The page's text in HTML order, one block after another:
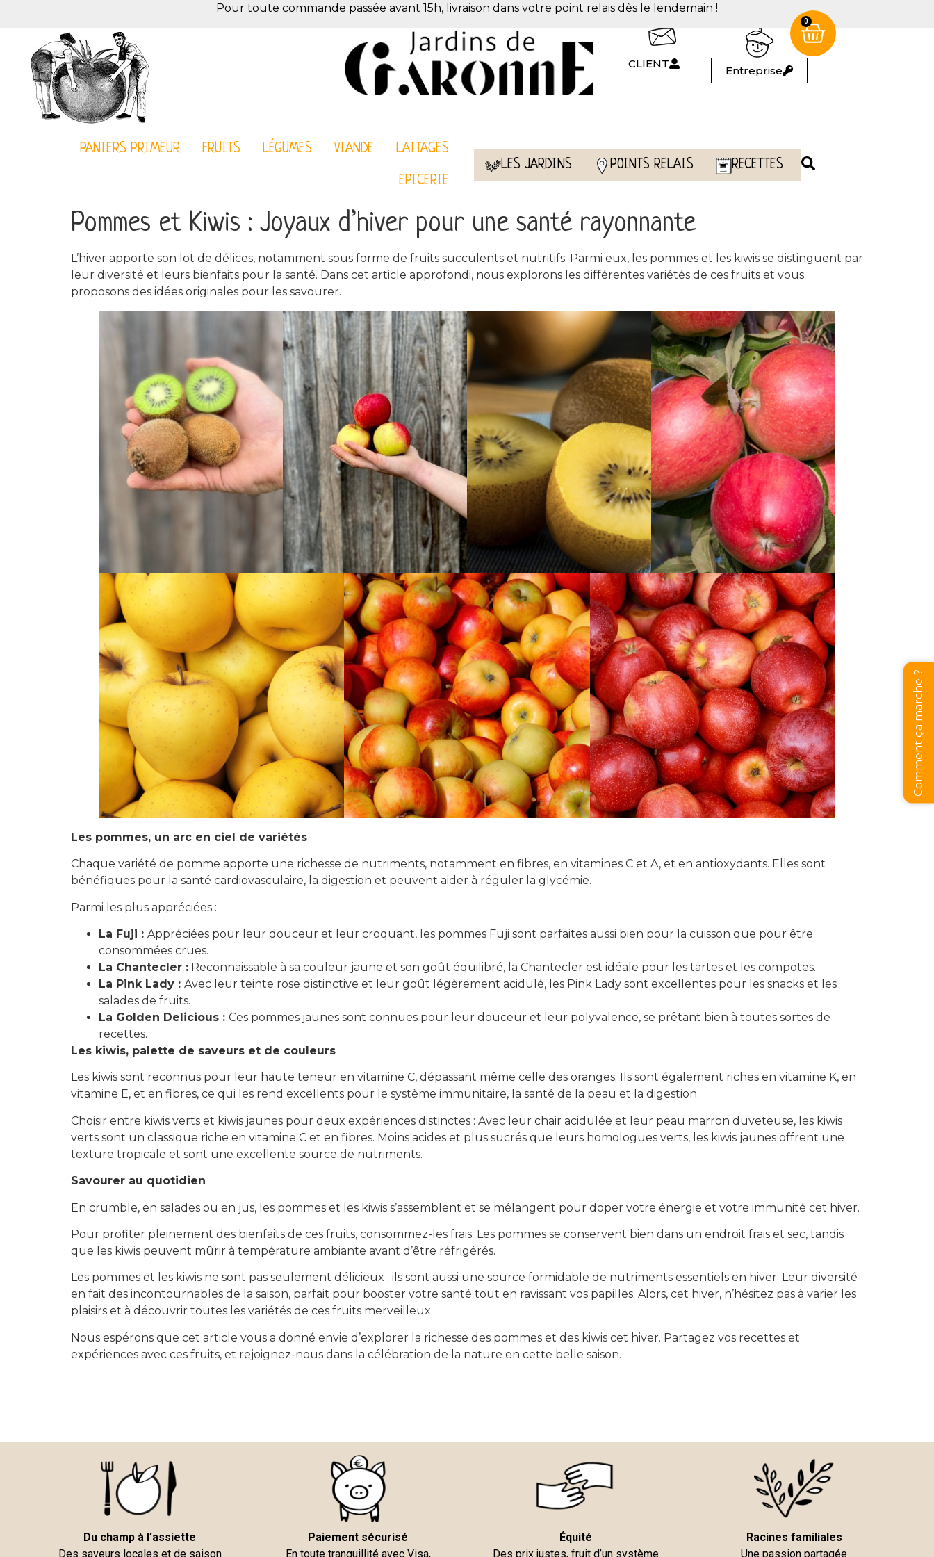
Pour toute commande passée avant 15h, livraison dans votre point relais dès le lendemain !
CLIENT
Entreprise
0
PANIERS PRIMEUR FRUITS LÉGUMES VIANDE LAITAGES
EPICERIE
LES JARDINS POINTS RELAIS RECETTES
Pommes et Kiwis : Joyaux d’hiver pour une santé rayonnante
L’hiver apporte son lot de délices, notamment sous forme de fruits succulents et nutritifs. Parmi eux, les pommes et les kiwis se distinguent par
leur diversité et leurs bienfaits pour la santé. Dans cet article approfondi, nous explorons les différentes variétés de ces fruits et vous
proposons des idées originales pour les savourer.
Les pommes, un arc en ciel de variétés
Chaque variété de pomme apporte une richesse de nutriments, notamment en fibres, en vitamines C et A, et en antioxydants. Elles sont
bénéfiques pour la santé cardiovasculaire, la digestion et peuvent aider à réguler la glycémie.
Parmi les plus appréciées :
La Fuji : Appréciées pour leur douceur et leur croquant, les pommes Fuji sont parfaites aussi bien pour la cuisson que pour être
consommées crues.
La Chantecler : Reconnaissable à sa couleur jaune et son goût équilibré, la Chantecler est idéale pour les tartes et les compotes.
La Pink Lady : Avec leur teinte rose distinctive et leur goût légèrement acidulé, les Pink Lady sont excellentes pour les snacks et les
salades de fruits.
La Golden Delicious : Ces pommes jaunes sont connues pour leur douceur et leur polyvalence, se prêtant bien à toutes sortes de
recettes.
Les kiwis, palette de saveurs et de couleurs
Les kiwis sont reconnus pour leur haute teneur en vitamine C, dépassant même celle des oranges. Ils sont également riches en vitamine K, en
vitamine E, et en fibres, ce qui les rend excellents pour le système immunitaire, la santé de la peau et la digestion.
Choisir entre kiwis verts et kiwis jaunes pour deux expériences distinctes : Avec leur chair acidulée et leur peau marron duveteuse, les kiwis
verts sont un classique riche en vitamine C et en fibres. Moins acides et plus sucrés que leurs homologues verts, les kiwis jaunes offrent une
texture tropicale et sont une excellente source de nutriments.
Savourer au quotidien
En crumble, en salades ou en jus, les pommes et les kiwis s’assemblent et se mélangent pour doper votre énergie et votre immunité cet hiver.
Pour profiter pleinement des bienfaits de ces fruits, consommez-les frais. Les pommes se conservent bien dans un endroit frais et sec, tandis
que les kiwis peuvent mûrir à température ambiante avant d’être réfrigérés.
Les pommes et les kiwis ne sont pas seulement délicieux ; ils sont aussi une source formidable de nutriments essentiels en hiver. Leur diversité
en fait des incontournables de la saison, parfait pour booster votre santé tout en ravissant vos papilles. Alors, cet hiver, n’hésitez pas à varier les
plaisirs et à découvrir toutes les variétés de ces fruits merveilleux.
Nous espérons que cet article vous a donné envie d’explorer la richesse des pommes et des kiwis cet hiver. Partagez vos recettes et
expériences avec ces fruits, et rejoignez-nous dans la célébration de la nature en cette belle saison.
Du champ à l’assiette
Des saveurs locales et de saison
Paiement sécurisé
En toute tranquillité avec Visa,
Équité
Des prix justes, fruit d’un système
Racines familiales
Une passion partagée
Comment ça marche ?